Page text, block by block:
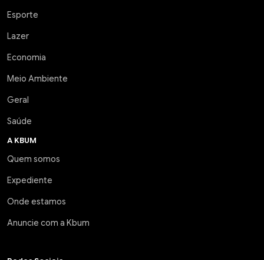
Esporte
Lazer
Economia
Meio Ambiente
Geral
Saúde
A KBUM
Quem somos
Expediente
Onde estamos
Anuncie com a Kbum